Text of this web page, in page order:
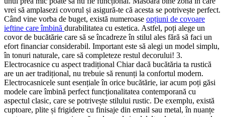
vrei să amplasezi covorul și asigură-te că acesta se potrivește perfect.
Când vine vorba de buget, există numeroase opțiuni de covoare
ieftine care îmbină durabilitatea cu estetica. Astfel, poți alege un
covor de bucătărie care să se încadreze în stilul ales fără să faci un
efort financiar considerabil. Important este să alegi un model simplu,
în tonuri naturale, care să completeze restul decorului! 3.
Electrocasnice cu aspect tradițional Chiar dacă bucătăria ta rustică
are un aer tradițional, nu trebuie să renunți la confortul modern.
Electrocasnicele sunt esențiale în orice bucătărie, iar acum poți găsi
modele care îmbină perfect funcționalitatea contemporană cu
aspectul clasic, care se potrivește stilului rustic. De exemplu, există
cuptoare, plite și frigidere cu finisaje din email sau metal, în nuanțe